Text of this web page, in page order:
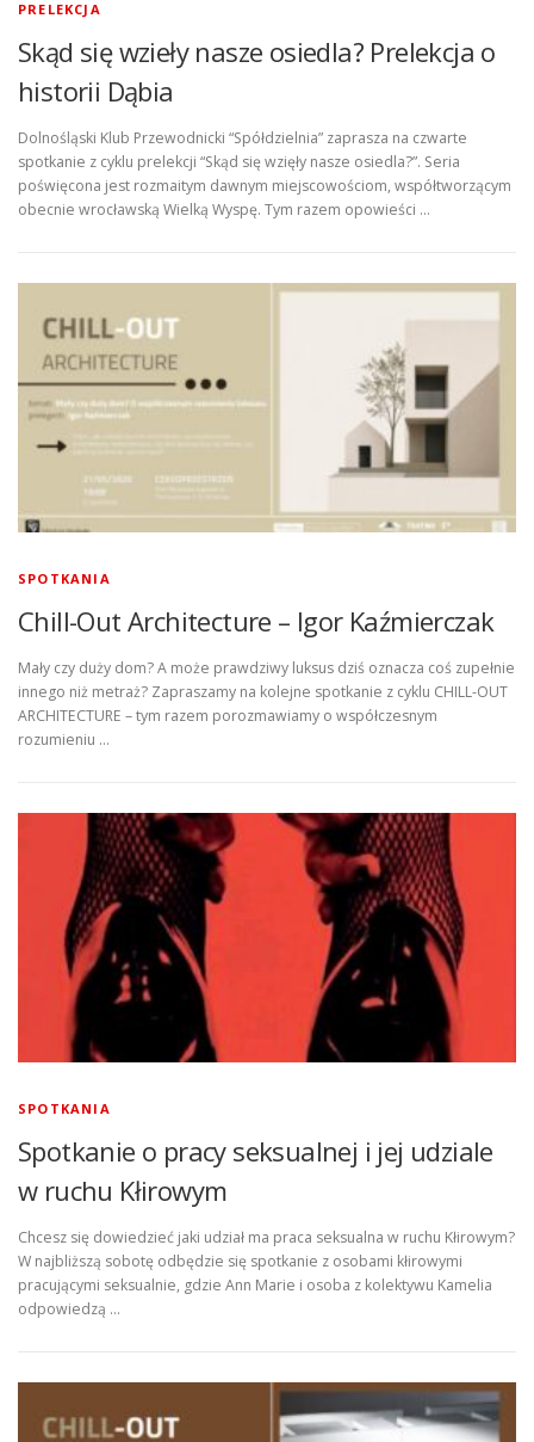
PRELEKCJA
Skąd się wzieły nasze osiedla? Prelekcja o
historii Dąbia
Dolnośląski Klub Przewodnicki “Spółdzielnia” zaprasza na czwarte
spotkanie z cyklu prelekcji “Skąd się wzięły nasze osiedla?”. Seria
poświęcona jest rozmaitym dawnym miejscowościom, współtworzącym
obecnie wrocławską Wielką Wyspę. Tym razem opowieści …
SPOTKANIA
Chill-Out Architecture – Igor Kaźmierczak
Mały czy duży dom? A może prawdziwy luksus dziś oznacza coś zupełnie
innego niż metraż? Zapraszamy na kolejne spotkanie z cyklu CHILL-OUT
ARCHITECTURE – tym razem porozmawiamy o współczesnym
rozumieniu …
SPOTKANIA
Spotkanie o pracy seksualnej i jej udziale
w ruchu Kłirowym
Chcesz się dowiedzieć jaki udział ma praca seksualna w ruchu Kłirowym?
W najbliższą sobotę odbędzie się spotkanie z osobami kłirowymi
pracującymi seksualnie, gdzie Ann Marie i osoba z kolektywu Kamelia
odpowiedzą …